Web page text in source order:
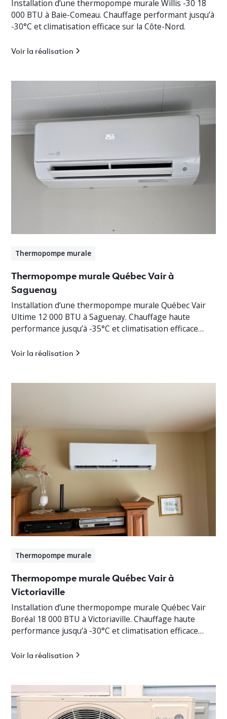
Installation d’une thermopompe murale Willis -30 18
000 BTU à Baie-Comeau. Chauffage performant jusqu’à
-30°C et climatisation efficace sur la Côte-Nord.
Voir la réalisation
Thermopompe murale
Thermopompe murale Québec Vair à
Saguenay
Installation d’une thermopompe murale Québec Vair
Ultime 12 000 BTU à Saguenay. Chauffage haute
performance jusqu’à -35°C et climatisation efficace
Voir la réalisation
Thermopompe murale
Thermopompe murale Québec Vair à
Victoriaville
Installation d’une thermopompe murale Québec Vair
Boréal 18 000 BTU à Victoriaville. Chauffage haute
performance jusqu’à -30°C et climatisation efficace
Voir la réalisation